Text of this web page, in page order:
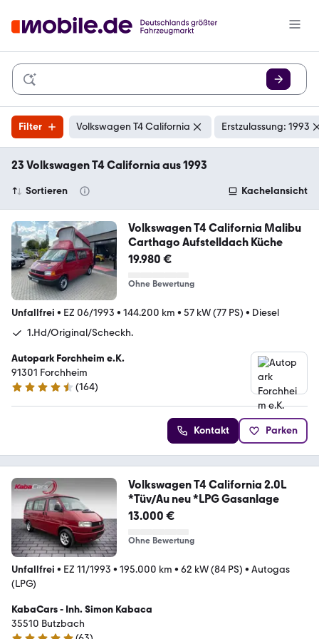
Filter Volkswagen T4 California Erstzulassung: 1993
23 Volkswagen T4 California aus 1993
Sortieren Kachelansicht
Volkswagen T4 California Malibu
Carthago Aufstelldach Küche
19.980 €
Ohne Bewertung
Unfallfrei • EZ 06/1993 • 144.200 km • 57 kW (77 PS) • Diesel
1.Hd/Original/Scheckh.
Autopark Forchheim e.K.
91301 Forchheim
4.3 Sterne
(164)
Kontakt Parken
Volkswagen T4 California 2.0L
*Tüv/Au neu *LPG Gasanlage
13.000 €
Ohne Bewertung
Unfallfrei • EZ 11/1993 • 195.000 km • 62 kW (84 PS) • Autogas
(LPG)
KabaCars - Inh. Simon Kabaca
35510 Butzbach